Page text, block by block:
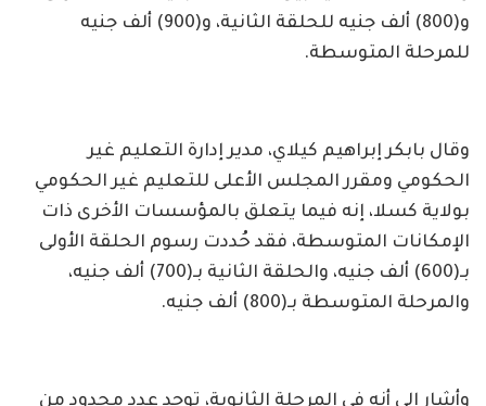
و(800) ألف جنيه للحلقة الثانية، و(900) ألف جنيه
للمرحلة المتوسطة.
وقال بابكر إبراهيم كيلاي، مدير إدارة التعليم غير
الحكومي ومقرر المجلس الأعلى للتعليم غير الحكومي
بولاية كسلا، إنه فيما يتعلق بالمؤسسات الأخرى ذات
الإمكانات المتوسطة، فقد حُددت رسوم الحلقة الأولى
بـ(600) ألف جنيه، والحلقة الثانية بـ(700) ألف جنيه،
والمرحلة المتوسطة بـ(800) ألف جنيه.
وأشار إلى أنه في المرحلة الثانوية، توجد عدد محدود من